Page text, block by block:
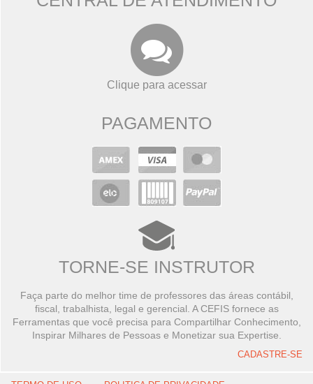
Clique para acessar
PAGAMENTO
TORNE-SE INSTRUTOR
Faça parte do melhor time de professores das áreas contábil,
fiscal, trabalhista, legal e gerencial. A CEFIS fornece as
Ferramentas que você precisa para Compartilhar Conhecimento,
Inspirar Milhares de Pessoas e Monetizar sua Expertise.
CADASTRE-SE